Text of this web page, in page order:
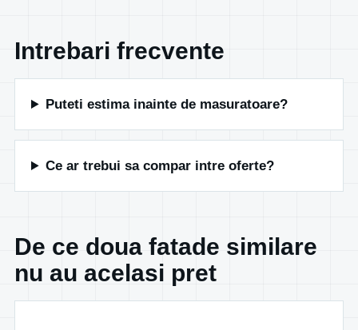
Intrebari frecvente
Puteti estima inainte de masuratoare?
Ce ar trebui sa compar intre oferte?
De ce doua fatade similare
nu au acelasi pret